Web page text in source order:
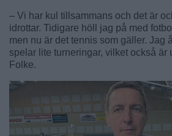
– Vi har kul tillsammans och det är
idrottar. Tidigare höll jag på med
men nu är det tennis som gäller. Jag
spelar lite turneringar, vilket också är
Folke.